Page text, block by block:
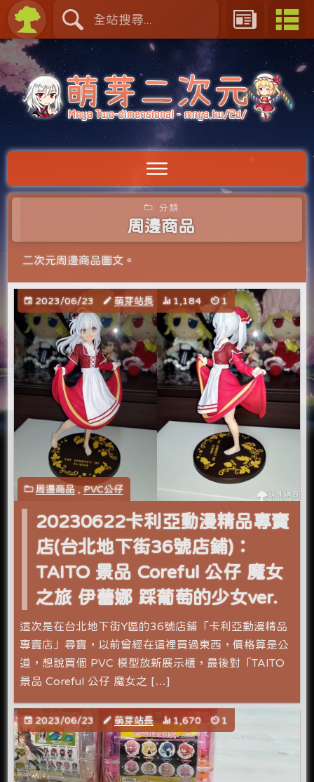
分類
周邊商品
二次元周邊商品圖文。
2023/06/23 萌芽站長 1,184 1
周邊商品,PVC公仔
20230622卡利亞動漫精品專賣
店(台北地下街36號店鋪)：
TAITO 景品 Coreful 公仔 魔女
之旅 伊蕾娜 踩葡萄的少女ver.
這次是在台北地下街Y區的36號店鋪「卡利亞動漫精品
專賣店」尋寶，以前曾經在這裡買過東西，價格算是公
道，想說買個 PVC 模型放新展示櫃，最後對「TAITO
景品 Coreful 公仔 魔女之 […]
2023/06/23 萌芽站長 1,670 1